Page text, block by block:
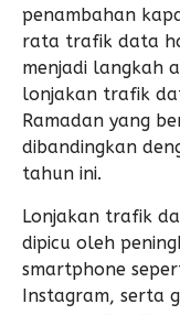
penambahan
rata trafik data
menjadi langkah
lonjakan trafik
Ramadan yang
dibandingkan
tahun ini.
Lonjakan trafik
dipicu oleh
smartphone
Instagram, serta